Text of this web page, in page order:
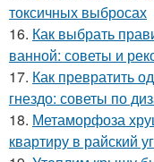
токсичных выбросах
16. Как выбрать
ванной: советы и
17. Как превратить
гнездо: советы по
18. Метаморфоза
квартиру в райский